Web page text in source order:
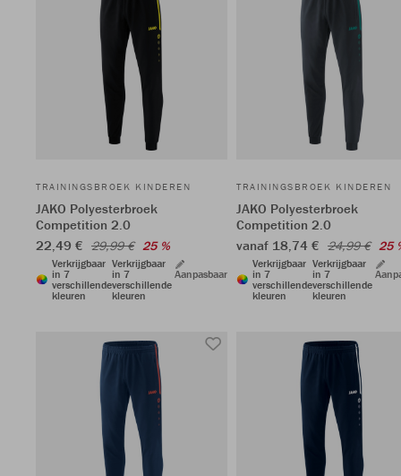
TRAININGSBROEK KINDEREN
JAKO Polyesterbroek
Competition 2.0
22,49 € 29,99 € 25 %
Verkrijgbaar
in 7
verschillende
kleuren
Verkrijgbaar
in 7
verschillende
kleuren
Aanpasbaar
TRAININGSBROEK KINDEREN
JAKO Polyesterbroek
Competition 2.0
vanaf 18,74 € 24,99 € 25
Verkrijgbaar
in 7
verschillende
kleuren
Verkrijgbaar
in 7
verschillende
kleuren